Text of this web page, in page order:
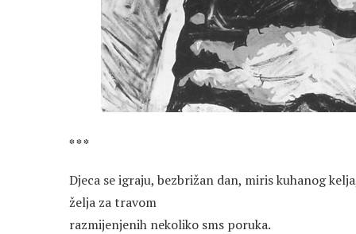
* * *
Djeca se igraju, bezbrižan dan, miris kuhanog
želja za travom
razmijenjenih nekoliko sms poruka.